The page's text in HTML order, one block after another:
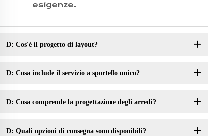
esigenze.
D: Cos'è il progetto di layout?
D: Cosa include il servizio a sportello unico?
D: Cosa comprende la progettazione degli arredi?
D: Quali opzioni di consegna sono disponibili?